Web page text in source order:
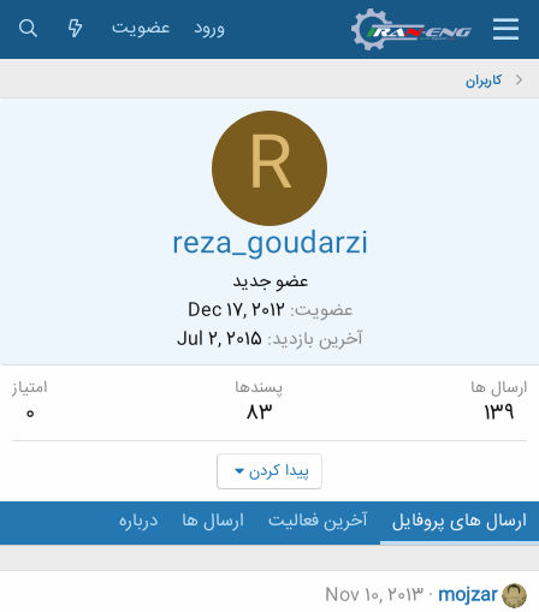
ورود عضویت
کاربران
R
reza_goudarzi
عضو جدید
عضویت Dec 17, 2012
آخرین بازدید Jul 2, 2015
ارسال ها
139
پسندها
83
امتیاز
0
پیدا کردن
ارسال های پروفایل آخرین فعالیت ارسال ها درباره
mojzar
Nov 10, 2013